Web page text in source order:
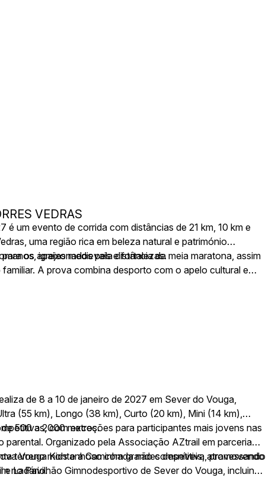
VEDRAS
um evento de corrida com distâncias de 21 km, 10 km e
uma região rica em beleza natural e património
igrejas medievais e fortalezas.
os apaixonados pela distância da meia maratona, assim
A prova combina desporto com o apelo cultural e
de 8 a 10 de janeiro de 2027 em Sever do Vouga,
(55 km), Longo (38 km), Curto (20 km), Mini (14 km),
de 500 a 2000 metros.
com exceções para participantes mais jovens nas
Organizado pela Associação AZtrail em parceria
terreno montanhoso com grandes desníveis, atravessando
e Ladário.
Vouga Kids e a Caminhada não competitiva, promovendo
no Pavilhão Gimnodesportivo de Sever do Vouga, incluindo